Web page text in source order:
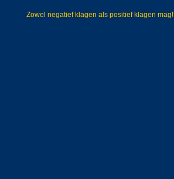
Zowel negatief klagen als positief klagen mag!